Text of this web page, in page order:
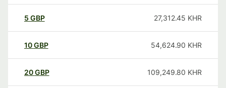
5 GBP 27,312.45 KHR
10GBP 54,624.90 KHR
20GBP 109,249.80 KHR